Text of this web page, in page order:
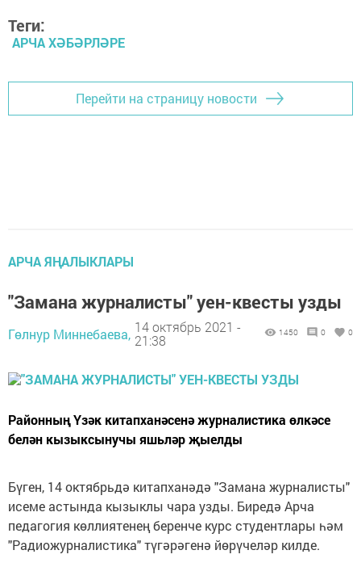
Теги:
АРЧА ХӘБӘРЛӘРЕ
Перейти на страницу новости
АРЧА ЯҢАЛЫКЛАРЫ
"Замана журналисты" уен-квесты узды
Гөлнур Миннебаева, 14 октябрь 2021 -
21:38
1450 0 0
Районның Үзәк китапханәсенә журналистика өлкәсе
белән кызыксынучы яшьләр җыелды
Бүген, 14 октябрьдә китапханәдә "Замана журналисты"
исеме астында кызыклы чара узды. Биредә Арча
педагогия көллиятенең беренче курс студентлары һәм
"Радиожурналистика" түгәрәгенә йөрүчеләр килде.